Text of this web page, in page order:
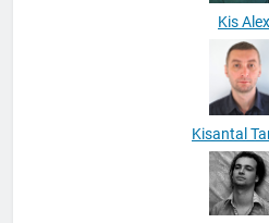
Kis Alex
Kisantal